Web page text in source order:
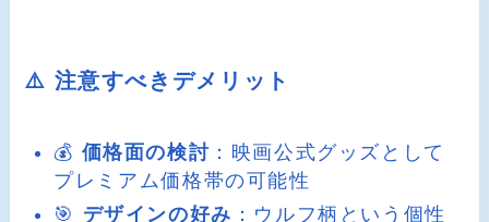
⚠️ 注意すべきデメリット
💰 価格面の検討 ：映画公式グッズとして
プレミアム価格帯の可能性
🎯 デザインの好み ：ウルフ柄という個性